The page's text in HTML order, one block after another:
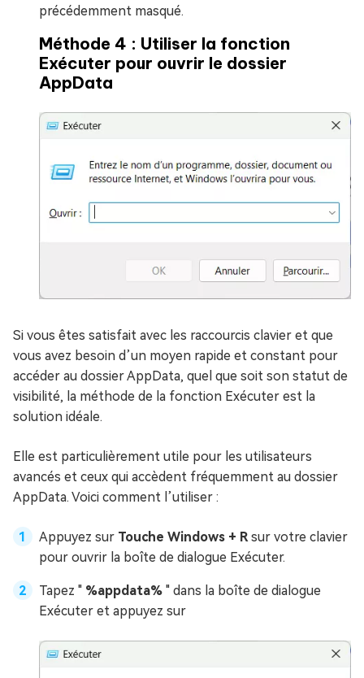
précédemment masqué.
Méthode 4 : Utiliser la fonction
Exécuter pour ouvrir le dossier
AppData
Si vous êtes satisfait avec les raccourcis clavier et que
vous avez besoin d’un moyen rapide et constant pour
accéder au dossier AppData, quel que soit son statut de
visibilité, la méthode de la fonction Exécuter est la
solution idéale.
Elle est particulièrement utile pour les utilisateurs
avancés et ceux qui accèdent fréquemment au dossier
AppData. Voici comment l’utiliser :
Appuyez sur Touche Windows + R sur votre clavier
pour ouvrir la boîte de dialogue Exécuter.
Tapez " %appdata% " dans la boîte de dialogue
Exécuter et appuyez sur